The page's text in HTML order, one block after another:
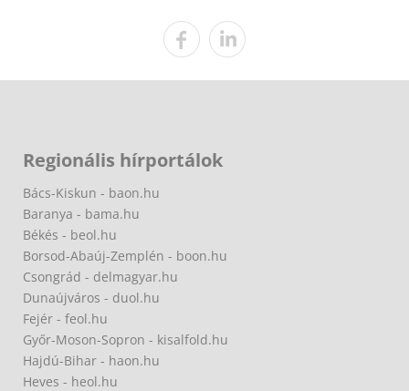
Regionális hírportálok
Bács-Kiskun - baon.hu
Baranya - bama.hu
Békés - beol.hu
Borsod-Abaúj-Zemplén - boon.hu
Csongrád - delmagyar.hu
Dunaújváros - duol.hu
Fejér - feol.hu
Győr-Moson-Sopron - kisalfold.hu
Hajdú-Bihar - haon.hu
Heves - heol.hu